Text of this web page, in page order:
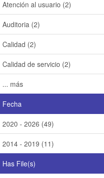
Atención al usuario (2)
Auditoria (2)
Calidad (2)
Calidad de servicio (2)
... más
Fecha
2020 - 2026 (49)
2014 - 2019 (11)
Has File(s)